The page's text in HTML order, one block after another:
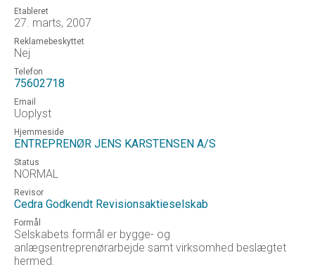
Etableret
27. marts, 2007
Reklamebeskyttet
Nej
Telefon
75602718
Email
Uoplyst
Hjemmeside
ENTREPRENØR JENS KARSTENSEN A/S
Status
NORMAL
Revisor
Cedra Godkendt Revisionsaktieselskab
Formål
Selskabets formål er bygge- og
anlægsentreprenørarbejde samt virksomhed beslægtet
hermed.